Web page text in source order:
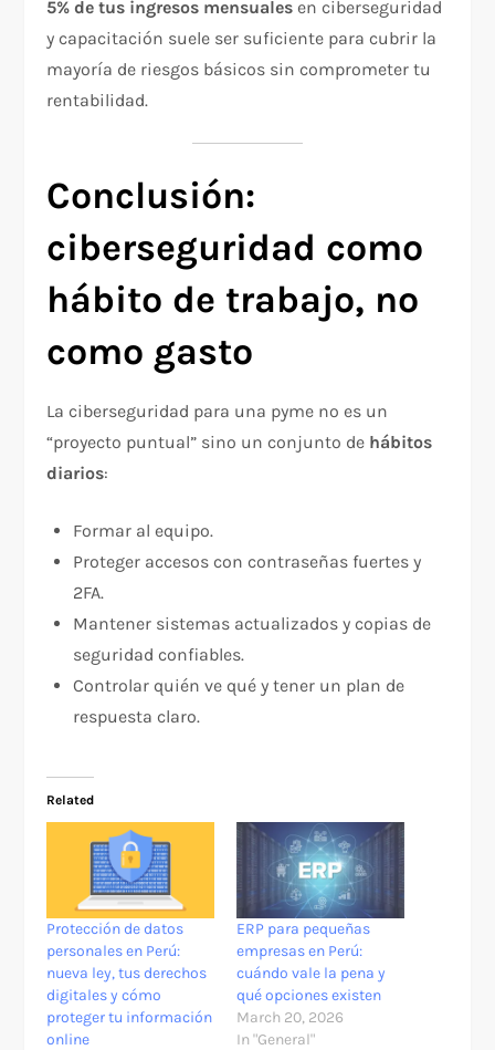
5% de tus ingresos mensuales en ciberseguridad
y capacitación suele ser suficiente para cubrir la
mayoría de riesgos básicos sin comprometer tu
rentabilidad.
Conclusión:
ciberseguridad como
hábito de trabajo, no
como gasto
La ciberseguridad para una pyme no es un
“proyecto puntual” sino un conjunto de hábitos
diarios:
Formar al equipo.
Proteger accesos con contraseñas fuertes y
2FA.
Mantener sistemas actualizados y copias de
seguridad confiables.
Controlar quién ve qué y tener un plan de
respuesta claro.
Related
Protección de datos
personales en Perú:
nueva ley, tus derechos
digitales y cómo
proteger tu información
online
ERP para pequeñas
empresas en Perú:
cuándo vale la pena y
qué opciones existen
March 20, 2026
In "General"